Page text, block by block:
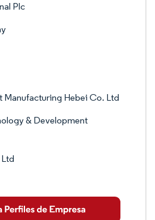
Plc
Manufacturing Hebei Co. Ltd
& Development